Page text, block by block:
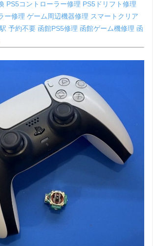
PS5コントローラー修理 PS5ドリフト修理
ー修理ゲーム周辺機器修理 スマートクリア
駅予約不要 函館PS5修理 函館ゲーム機修理 函